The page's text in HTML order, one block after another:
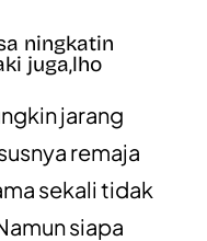
ningkatin
juga,lho
jarang
remaja
sekali tidak
siapa